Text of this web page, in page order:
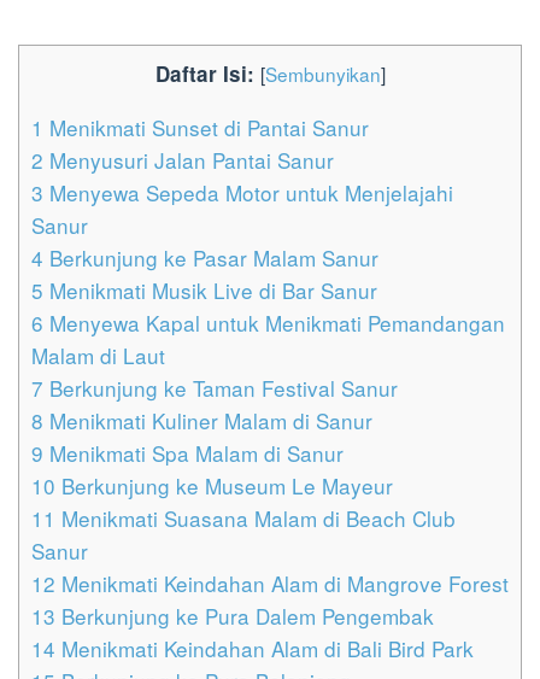
Daftar Isi: [Sembunyikan]
1 Menikmati Sunset di Pantai Sanur
2 Menyusuri Jalan Pantai Sanur
3 Menyewa Sepeda Motor untuk Menjelajahi
Sanur
4 Berkunjung ke Pasar Malam Sanur
5 Menikmati Musik Live di Bar Sanur
6 Menyewa Kapal untuk Menikmati Pemandangan
Malam di Laut
7 Berkunjung ke Taman Festival Sanur
8 Menikmati Kuliner Malam di Sanur
9 Menikmati Spa Malam di Sanur
10 Berkunjung ke Museum Le Mayeur
11 Menikmati Suasana Malam di Beach Club
Sanur
12 Menikmati Keindahan Alam di Mangrove Forest
13 Berkunjung ke Pura Dalem Pengembak
14 Menikmati Keindahan Alam di Bali Bird Park